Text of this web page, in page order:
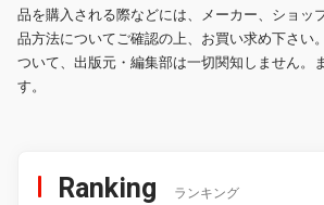
品を購入される際などには、メーカー、ショッ
品方法についてご確認の上、お買い求め下さい
ついて、出版元・編集部は一切関知しません。
す。
Ranking ランキング